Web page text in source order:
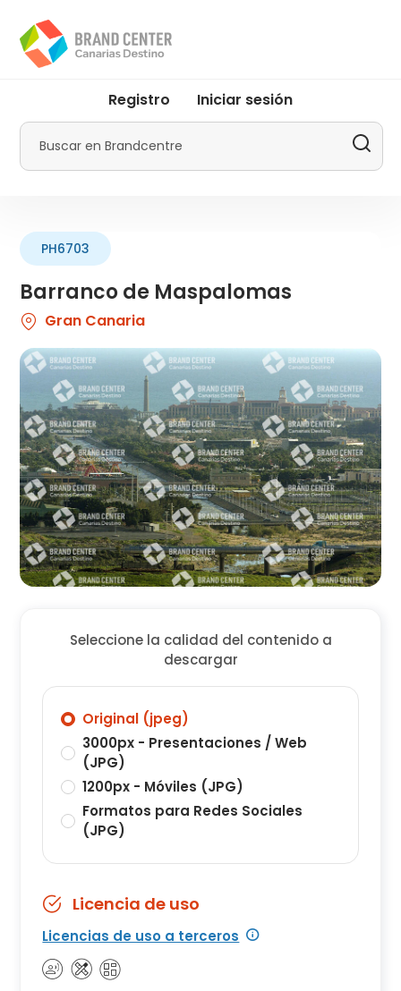
contenido
principal
menu
Promotur
Registro Iniciar sesión
Buscar
Barranco de Maspalomas
PH6703
Gran Canaria
Seleccione la calidad del contenido a
descargar
Original (jpeg)
3000px - Presentaciones / Web
(JPG)
1200px - Móviles (JPG)
Formatos para Redes Sociales
(JPG)
Licencia de uso
Licencias de uso a terceros